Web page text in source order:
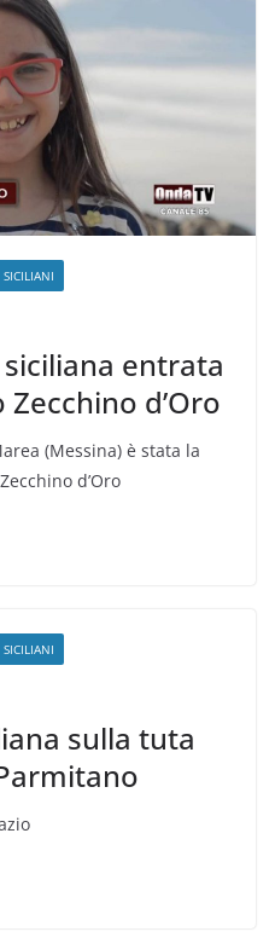
SICILIANI
entrata
d’Oro
(Messina) è stata la
d’Oro
SICILIANI
sulla tuta